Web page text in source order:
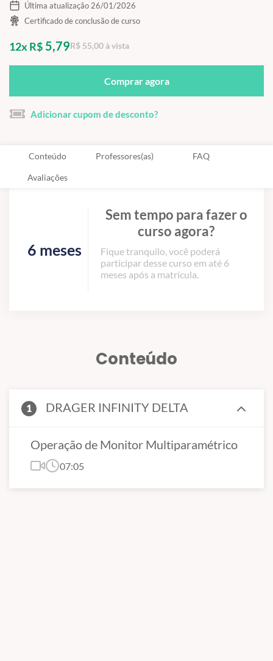
Última atualização 26/01/2026
Certificado de conclusão de curso
12x R$ 5,79R$ 55,00 à vista
Comprar agora
Adicionar cupom de desconto?
Conteúdo Professores(as) FAQ
Avaliações
6 meses
Sem tempo para fazer o
curso agora?
Fique tranquilo, você poderá
participar desse curso em até 6
meses após a matrícula.
Conteúdo
1 DRAGER INFINITY DELTA
Operação de Monitor Multiparamétrico
07:05